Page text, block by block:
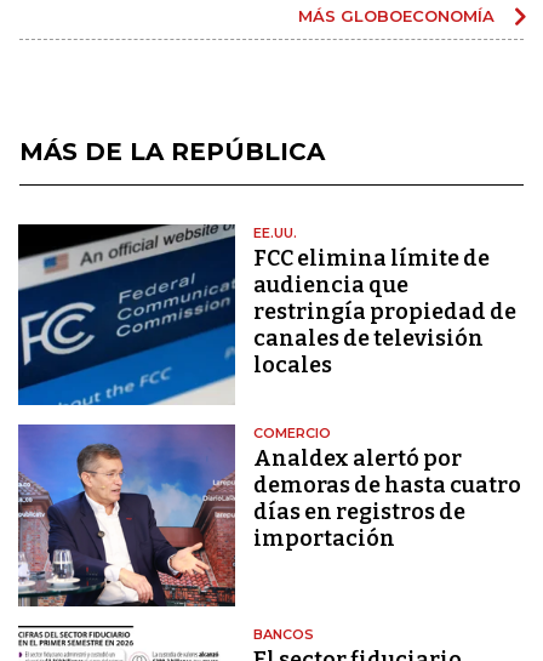
MÁS GLOBOECONOMÍA
MÁS DE LA REPÚBLICA
EE.UU.
FCC elimina límite de
audiencia que
restringía propiedad de
canales de televisión
locales
COMERCIO
Analdex alertó por
demoras de hasta cuatro
días en registros de
importación
BANCOS